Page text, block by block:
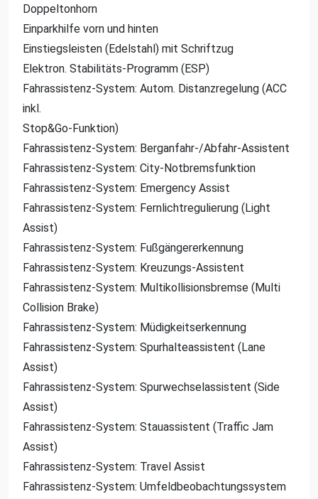
Doppeltonhorn
Einparkhilfe vorn und hinten
Einstiegsleisten (Edelstahl) mit Schriftzug
Elektron. Stabilitäts-Programm (ESP)
Fahrassistenz-System: Autom. Distanzregelung (ACC
inkl.
Stop&Go-Funktion)
Fahrassistenz-System: Berganfahr-/Abfahr-Assistent
Fahrassistenz-System: City-Notbremsfunktion
Fahrassistenz-System: Emergency Assist
Fahrassistenz-System: Fernlichtregulierung (Light
Assist)
Fahrassistenz-System: Fußgängererkennung
Fahrassistenz-System: Kreuzungs-Assistent
Fahrassistenz-System: Multikollisionsbremse (Multi
Collision Brake)
Fahrassistenz-System: Müdigkeitserkennung
Fahrassistenz-System: Spurhalteassistent (Lane
Assist)
Fahrassistenz-System: Spurwechselassistent (Side
Assist)
Fahrassistenz-System: Stauassistent (Traffic Jam
Assist)
Fahrassistenz-System: Travel Assist
Fahrassistenz-System: Umfeldbeobachtungssystem